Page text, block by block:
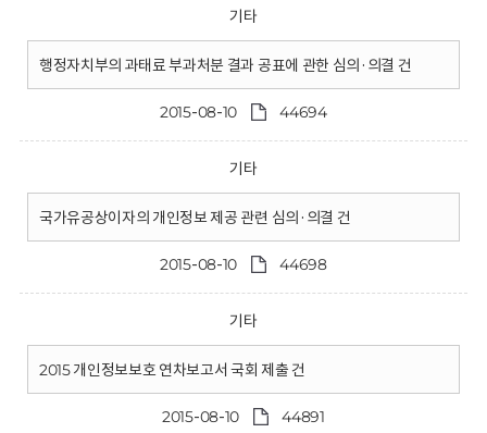
기타
행정자치부의 과태료 부과처분 결과 공표에 관한 심의·의결 건
2015-08-10 44694
기타
국가유공상이자의 개인정보 제공 관련 심의·의결 건
2015-08-10 44698
기타
2015 개인정보보호 연차보고서 국회 제출 건
2015-08-10 44891